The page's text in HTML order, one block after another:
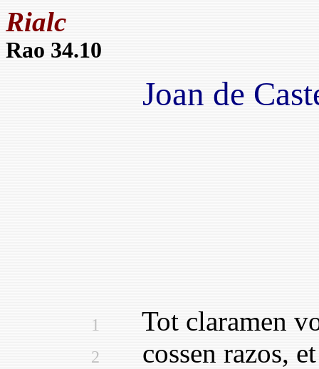
Rialc
Rao 34.10
Joan de
1 Tot claramen
2 cossen razos, et